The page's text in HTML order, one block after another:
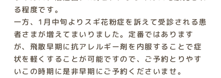
る程度です。
一方、1月中旬よりスギ花粉症を訴えて受診される患
者さまが増えてまいりました。定番ではあります
が、飛散早期に抗アレルギー剤を内服することで症
状を軽くすることが可能ですので、ご予約とりやす
いこの時期に是非早期にご予約くださいませ。